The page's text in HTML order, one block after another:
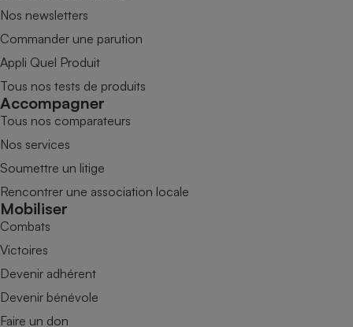
Nos newsletters
Commander une parution
Appli Quel Produit
Tous nos tests de produits
Accompagner
Tous nos comparateurs
Nos services
Soumettre un litige
Rencontrer une association locale
Mobiliser
Combats
Victoires
Devenir adhérent
Devenir bénévole
Faire un don